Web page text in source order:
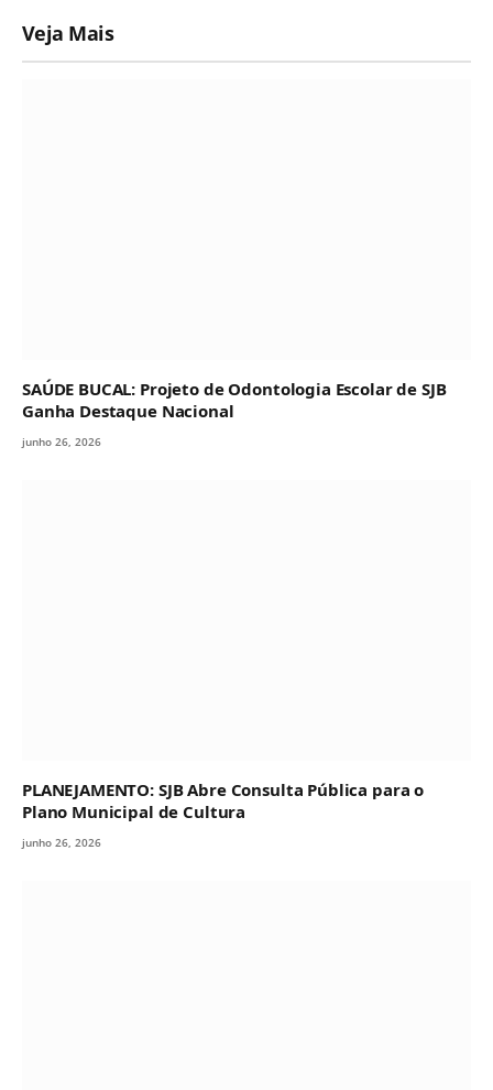
Veja Mais
SAÚDE BUCAL: Projeto de Odontologia Escolar de SJB
Ganha Destaque Nacional
junho 26, 2026
PLANEJAMENTO: SJB Abre Consulta Pública para o
Plano Municipal de Cultura
junho 26, 2026